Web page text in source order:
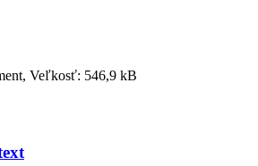
Veľkosť: 546,9 kB